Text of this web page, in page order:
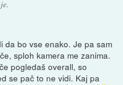
da bo vse enako. Je pa sam
sploh kamera me zanima.
pogledaš overall, so
se pač to ne vidi. Kaj pa